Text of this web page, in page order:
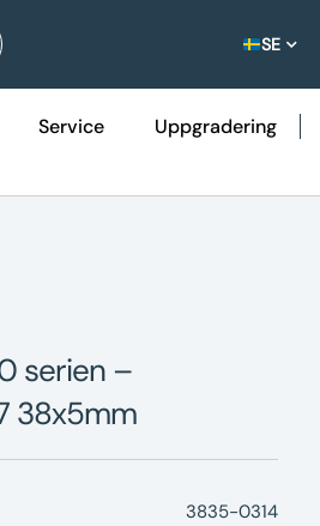
SE
Service Uppgradering
serien –
38x5mm
3835-0314